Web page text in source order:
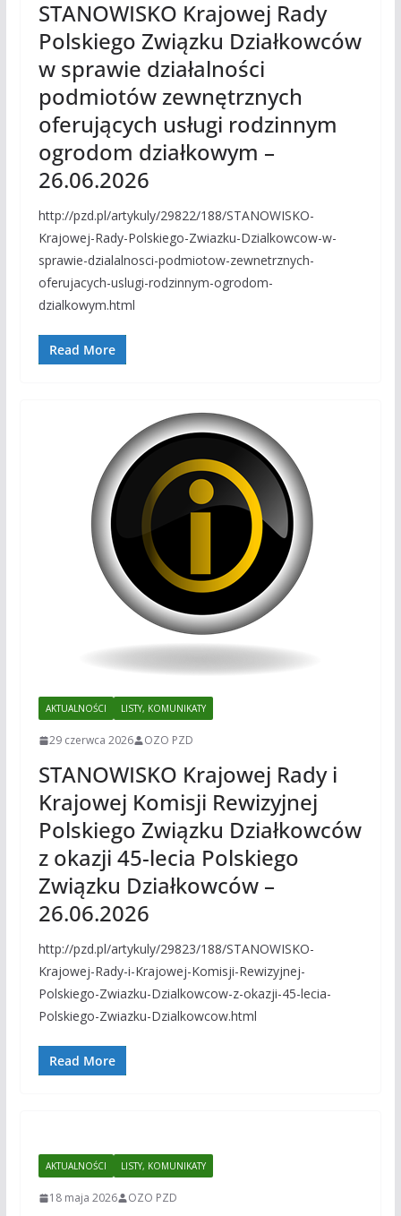
STANOWISKO Krajowej Rady
Polskiego Związku Działkowców
w sprawie działalności
podmiotów zewnętrznych
oferujących usługi rodzinnym
ogrodom działkowym –
26.06.2026
http://pzd.pl/artykuly/29822/188/STANOWISKO-
Krajowej-Rady-Polskiego-Zwiazku-Dzialkowcow-w-
sprawie-dzialalnosci-podmiotow-zewnetrznych-
oferujacych-uslugi-rodzinnym-ogrodom-
dzialkowym.html
Read More
AKTUALNOŚCI LISTY, KOMUNIKATY
29 czerwca 2026 OZO PZD
STANOWISKO Krajowej Rady i
Krajowej Komisji Rewizyjnej
Polskiego Związku Działkowców
z okazji 45-lecia Polskiego
Związku Działkowców –
26.06.2026
http://pzd.pl/artykuly/29823/188/STANOWISKO-
Krajowej-Rady-i-Krajowej-Komisji-Rewizyjnej-
Polskiego-Zwiazku-Dzialkowcow-z-okazji-45-lecia-
Polskiego-Zwiazku-Dzialkowcow.html
Read More
AKTUALNOŚCI LISTY, KOMUNIKATY
18 maja 2026 OZO PZD